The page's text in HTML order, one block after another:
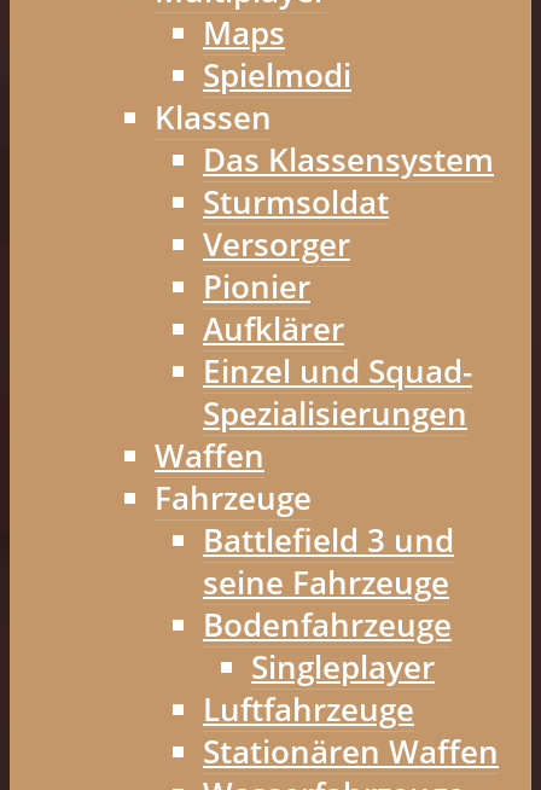
Maps
Spielmodi
Klassen
Das Klassensystem
Sturmsoldat
Versorger
Pionier
Aufklärer
Einzel und Squad-
Spezialisierungen
Waffen
Fahrzeuge
Battlefield 3 und
seine Fahrzeuge
Bodenfahrzeuge
Singleplayer
Luftfahrzeuge
Stationären Waffen